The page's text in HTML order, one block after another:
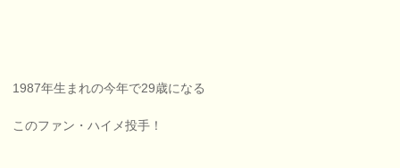
1987年生まれの今年で29歳になる
このファン・ハイメ投手！